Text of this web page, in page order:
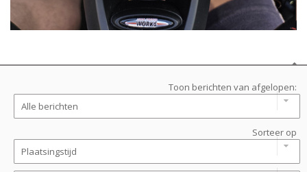
Toon berichten van afgelopen:
Sorteer op